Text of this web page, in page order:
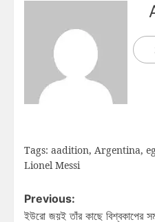
Tags: aadition, Argentina,
Lionel Messi
Previous:
ইউরো জয়ই তাঁর কাছে বিশ্বকাপের